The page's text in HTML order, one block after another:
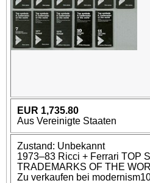
EUR 1,735.80
Aus Vereinigte Staaten
Zustand: Unbekannt
1973–83 Ricci + Ferrari TOP
TRADEMARKS OF THE
Zu verkaufen bei